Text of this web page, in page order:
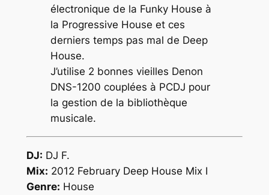
électronique de la Funky House à
la Progressive House et ces
derniers temps pas mal de Deep
House.
J’utilise 2 bonnes vieilles Denon
DNS-1200 couplées à PCDJ pour
la gestion de la bibliothèque
musicale.
DJ: DJ F.
Mix: 2012 February Deep House Mix I
Genre: House